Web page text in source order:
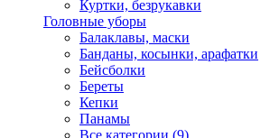
Куртки, безрукавки
Головные уборы
Балаклавы, маски
Банданы, косынки, арафатки
Бейсболки
Береты
Кепки
Панамы
Все категории (9)